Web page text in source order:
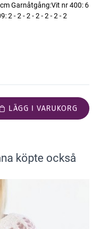
Garnåtgång:Vit nr 400: 6
2 - 2 - 2 - 2 - 2 - 2 - 2
LÄGG I VARUKORG
köpte också